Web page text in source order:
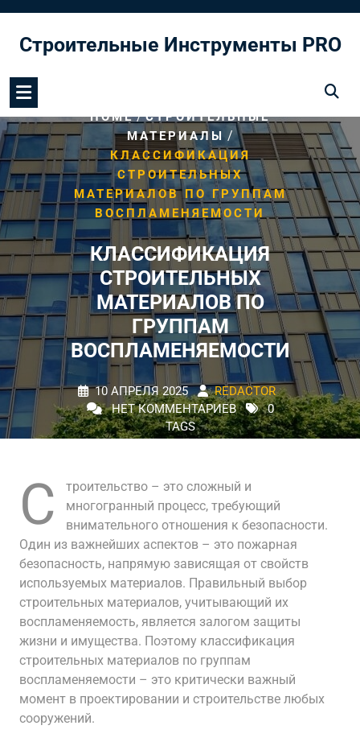
содержимому
Строительные Инструменты PRO
HOME/СТРОИТЕЛЬНЫЕ
МАТЕРИАЛЫ /
КЛАССИФИКАЦИЯ
СТРОИТЕЛЬНЫХ
МАТЕРИАЛОВ ПО ГРУППАМ
ВОСПЛАМЕНЯЕМОСТИ
КЛАССИФИКАЦИЯ
СТРОИТЕЛЬНЫХ
МАТЕРИАЛОВ ПО
ГРУППАМ
ВОСПЛАМЕНЯЕМОСТИ
10 АПРЕЛЯ 2025
REDACTOR
НЕТ КОММЕНТАРИЕВ
0
TAGS
С
троительство – это сложный и
многогранный процесс, требующий
внимательного отношения к безопасности.
Один из важнейших аспектов – это пожарная
безопасность, напрямую зависящая от свойств
используемых материалов. Правильный выбор
строительных материалов, учитывающий их
воспламеняемость, является залогом защиты
жизни и имущества. Поэтому классификация
строительных материалов по группам
воспламеняемости – это критически важный
момент в проектировании и строительстве любых
сооружений.